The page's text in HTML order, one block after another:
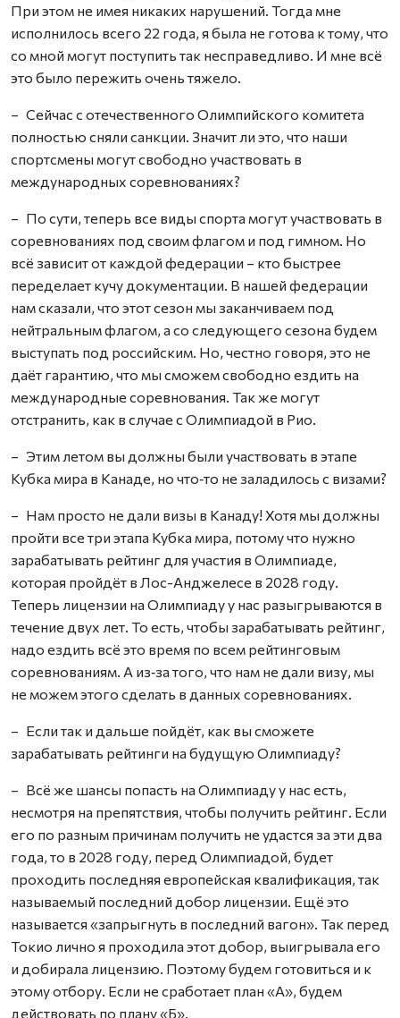
При этом не имея никаких нарушений. Тогда мне
исполнилось всего 22 года, я была не готова к тому, что
со мной могут поступить так несправедливо. И мне всё
это было пережить очень тяжело.
– Сейчас с отечественного Олимпийского комитета
полностью сняли санкции. Значит ли это, что наши
спортсмены могут свободно участвовать в
международных соревнованиях?
– По сути, теперь все виды спорта могут участвовать в
соревнованиях под своим флагом и под гимном. Но
всё зависит от каждой федерации – кто быстрее
переделает кучу документации. В нашей федерации
нам сказали, что этот сезон мы заканчиваем под
нейтральным флагом, а со следующего сезона будем
выступать под российским. Но, честно говоря, это не
даёт гарантию, что мы сможем свободно ездить на
международные соревнования. Так же могут
отстранить, как в случае с Олимпиадой в Рио.
– Этим летом вы должны были участвовать в этапе
Кубка мира в Канаде, но что‑то не заладилось с визами?
– Нам просто не дали визы в Канаду! Хотя мы должны
пройти все три этапа Кубка мира, потому что нужно
зарабатывать рейтинг для участия в Олимпиаде,
которая пройдёт в Лос-Анджелесе в 2028 году.
Теперь лицензии на Олимпиаду у нас разыгрываются в
течение двух лет. То есть, чтобы зарабатывать рейтинг,
надо ездить всё это время по всем рейтинговым
соревнованиям. А из‑за того, что нам не дали визу, мы
не можем этого сделать в данных соревнованиях.
– Если так и дальше пойдёт, как вы сможете
зарабатывать рейтинги на будущую Олимпиаду?
– Всё же шансы попасть на Олимпиаду у нас есть,
несмотря на препятствия, чтобы получить рейтинг. Если
его по разным причинам получить не удастся за эти два
года, то в 2028 году, перед Олимпиадой, будет
проходить последняя европейская квалификация, так
называемый последний добор лицензии. Ещё это
называется «запрыгнуть в последний вагон». Так перед
Токио лично я проходила этот добор, выигрывала его
и добирала лицензию. Поэтому будем готовиться и к
этому отбору. Если не сработает план «А», будем
действовать по плану «Б».